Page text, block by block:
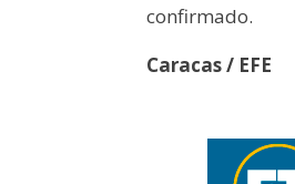
confirmado.
Caracas / EFE